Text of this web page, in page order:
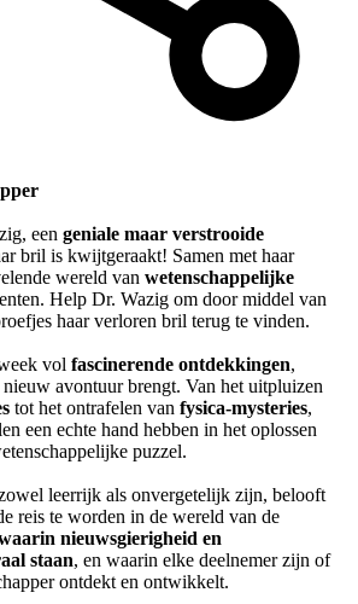
een geniale maar verstrooide
bril is kwijtgeraakt! Samen met haar
wereld van wetenschappelijke
Help Dr. Wazig om door middel van
haar verloren bril terug te vinden.
vol fascinerende ontdekkingen,
avontuur brengt. Van het uitpluizen
tot het ontrafelen van fysica-mysteries,
een echte hand hebben in het oplossen
puzzel.
leerrijk als onvergetelijk zijn, belooft
reis te worden in de wereld van de
nieuwsgierigheid en
staan, en waarin elke deelnemer zijn of
ontdekt en ontwikkelt.